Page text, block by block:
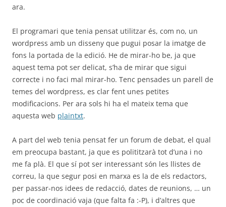
ara.
El programari que tenia pensat utilitzar és, com no, un
wordpress amb un disseny que pugui posar la imatge de
fons la portada de la edició. He de mirar-ho be, ja que
aquest tema pot ser delicat, s’ha de mirar que sigui
correcte i no faci mal mirar-ho. Tenc pensades un parell de
temes del wordpress, es clar fent unes petites
modificacions. Per ara sols hi ha el mateix tema que
aquesta web plaintxt.
A part del web tenia pensat fer un forum de debat, el qual
em preocupa bastant, ja que es polititzarà tot d’una i no
me fa plà. El que sí pot ser interessant són les llistes de
correu, la que segur posi en marxa es la de els redactors,
per passar-nos idees de redacció, dates de reunions, … un
poc de coordinació vaja (que falta fa :-P), i d’altres que